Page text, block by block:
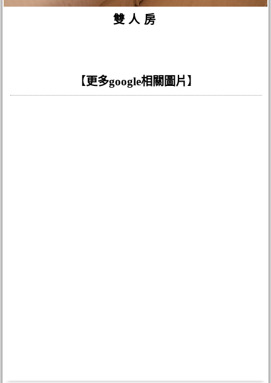
雙人房
【更多google相關圖片】